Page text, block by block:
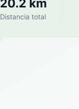
20.2 km
Distancia total